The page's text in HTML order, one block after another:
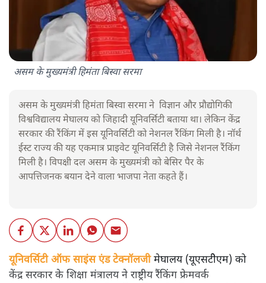
असम के मुख्यमंत्री हिमंता बिस्वा सरमा
असम के मुख्यमंत्री हिमंता बिस्वा सरमा ने विज्ञान और प्रौद्योगिकी
विश्वविद्यालय मेघालय को जिहादी यूनिवर्सिटी बताया था। लेकिन केंद्र
सरकार की रैंकिंग में इस यूनिवर्सिटी को नेशनल रैंकिंग मिली है। नॉर्थ
ईस्ट राज्य की यह एकमात्र प्राइवेट यूनिवर्सिटी है जिसे नेशनल रैंकिंग
मिली है। विपक्षी दल असम के मुख्यमंत्री को बेसिर पैर के
आपत्तिजनक बयान देने वाला भाजपा नेता कहते हैं।
यूनिवर्सिटी ऑफ साइंस एंड टेक्नॉलजीमेघालय (यूएसटीेएम) को
केंद्र सरकार के शिक्षा मंत्रालय ने राष्ट्रीय रैंकिंग फ्रेमवर्क